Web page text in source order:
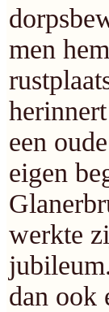
men
een
eigen
werkte
dan ook